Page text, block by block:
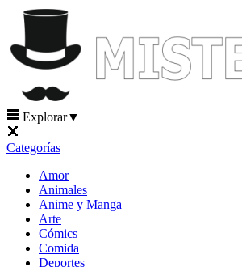
Explorar▼
Categorías
Amor
Animales
Anime y Manga
Arte
Cómics
Comida
Deportes